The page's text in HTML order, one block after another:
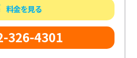
料金を見る
326-4301